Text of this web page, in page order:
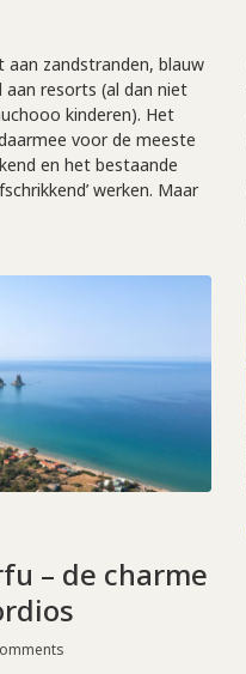
aan zandstranden, blauw
resorts (al dan niet
kinderen). Het
voor de meeste
en het bestaande
werken. Maar
– de charme